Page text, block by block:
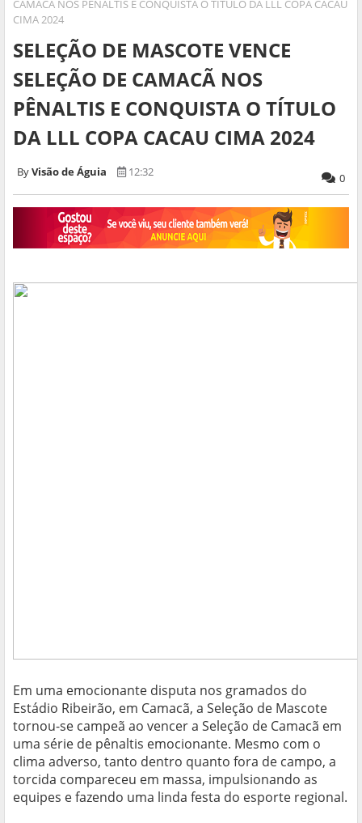
CAMACÃ NOS PÊNALTIS E CONQUISTA O TÍTULO DA LLL COPA CACAU
CIMA 2024
SELEÇÃO DE MASCOTE VENCE
SELEÇÃO DE CAMACÃ NOS
PÊNALTIS E CONQUISTA O TÍTULO
DA LLL COPA CACAU CIMA 2024
Visão de Águia 12:32 0
Em uma emocionante disputa nos gramados do
Estádio Ribeirão, em Camacã, a Seleção de Mascote
tornou-se campeã ao vencer a Seleção de Camacã em
uma série de pênaltis emocionante. Mesmo com o
clima adverso, tanto dentro quanto fora de campo, a
torcida compareceu em massa, impulsionando as
equipes e fazendo uma linda festa do esporte regional.